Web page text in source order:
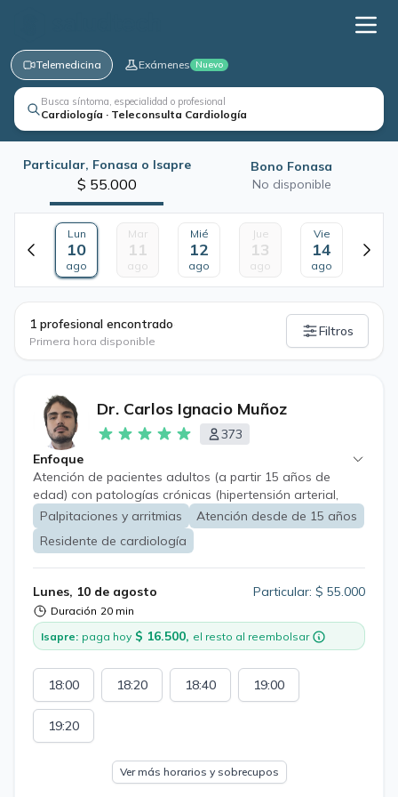
Telemedicina Exámenes Nuevo
Busca síntoma, especialidad o profesional
Cardiología · Teleconsulta Cardiología
Particular, Fonasa o Isapre
$ 55.000
Bono Fonasa
No disponible
Lun
10
ago
Mar
11
ago
Mié
12
ago
Jue
13
ago
Vie
14
ago
1 profesional encontrado
Primera hora disponible
Filtros
Dr. Carlos Ignacio Muñoz
373
Enfoque
Atención de pacientes adultos (a partir 15 años de
edad) con patologías crónicas (hipertensión arterial,
diabetes mellitus, insuficiencia cardíaca, daño hepático
crónico, entre otros) con énfasis en enfermedades
cardiovasculares, tanto en diagnóstico y tratamiento.
Palpitaciones y arritmias
Atención desde de 15 años
Residente de cardiología
Lunes, 10 de agosto
Duración 20 min
Particular: $ 55.000
Isapre: paga hoy $ 16.500, el resto al reembolsar
18:00 18:20 18:40 19:00
19:20
Ver más horarios y sobrecupos